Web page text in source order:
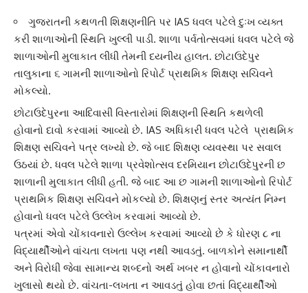
ગુજરાતની કથળતી શિક્ષણનીતિ પર IAS ધવલ પટેલે દુઃખ વ્યક્ત
કરી શાળાઓની સ્થિતિ ખુલ્લી પાડી. શાળા પર્વતોત્સવમાં ધવલ પટેલે જે
શાળાઓની મુલાકાત લીધી તેમની દયનીય હાલત. છોટાઉદેપુર
તાલુકાના ૬ ગામની શાળાઓનો રિપોર્ટ પ્રાથમિક શિક્ષણ સચિવને
મોકલ્યો.
છોટાઉદેપુરના આદિવાસી વિસ્તારોમાં શિક્ષણની સ્થિતિ કથળેલી
હોવાનો દાવો કરવામાં આવ્યો છે. IAS અધિકારી ધવલ પટેલે પ્રાથમિક
શિક્ષણ સચિવને પત્ર લખ્યો છે. જે બાદ શિક્ષણ વ્યવસ્થા પર સવાલ
ઉઠયાં છે. ધવલ પટેલે શાળા પ્રવેશોત્સવ દરમિયાન છોટાઉદેપુરની છ
શાળાની મુલાકાત લીધી હતી. જે બાદ આ છ ગામની શાળાઓનો રિપોર્ટ
પ્રાથમિક શિક્ષણ સચિવને મોકલ્યો છે. શિક્ષણનું સ્તર અત્યંત નિમ્ન
હોવાનો ધવલ પટેલે ઉલ્લેખ કરવામાં આવ્યો છે.
પત્રમાં એવો ચોંકાવનારો ઉલ્લેખ કરવામાં આવ્યો છે કે ધોરણ ૮ ના
વિદ્યાર્થીઓને વાંચતા લખતા પણ નથી આવડતું. બાળકોને સમાનાર્થી
અને વિરોધી જેવા સામાન્ય શબ્દનો અર્થ ખબર ન હોવાનો ચોંકાવનારો
ખુલાસો થયો છે. વાંચતા-લખતા ન આવડતું હોવા છતાં વિદ્યાર્થીઓ